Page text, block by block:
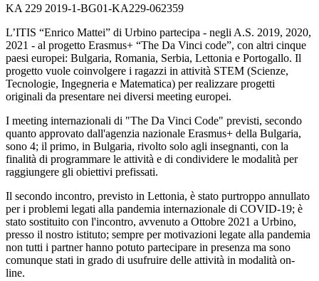
KA 229 2019-1-BG01-KA229-062359
L’ITIS “Enrico Mattei” di Urbino partecipa - negli A.S. 2019, 2020,
2021 - al progetto Erasmus+ “The Da Vinci code”, con altri cinque
paesi europei: Bulgaria, Romania, Serbia, Lettonia e Portogallo. Il
progetto vuole coinvolgere i ragazzi in attività STEM (Scienze,
Tecnologie, Ingegneria e Matematica) per realizzare progetti
originali da presentare nei diversi meeting europei.
I meeting internazionali di "The Da Vinci Code" previsti, secondo
quanto approvato dall'agenzia nazionale Erasmus+ della Bulgaria,
sono 4; il primo, in Bulgaria, rivolto solo agli insegnanti, con la
finalità di programmare le attività e di condividere le modalità per
raggiungere gli obiettivi prefissati.
Il secondo incontro, previsto in Lettonia, è stato purtroppo annullato
per i problemi legati alla pandemia internazionale di COVID-19; è
stato sostituito con l'incontro, avvenuto a Ottobre 2021 a Urbino,
presso il nostro istituto; sempre per motivazioni legate alla pandemia
non tutti i partner hanno potuto partecipare in presenza ma sono
comunque stati in grado di usufruire delle attività in modalità on-
line.